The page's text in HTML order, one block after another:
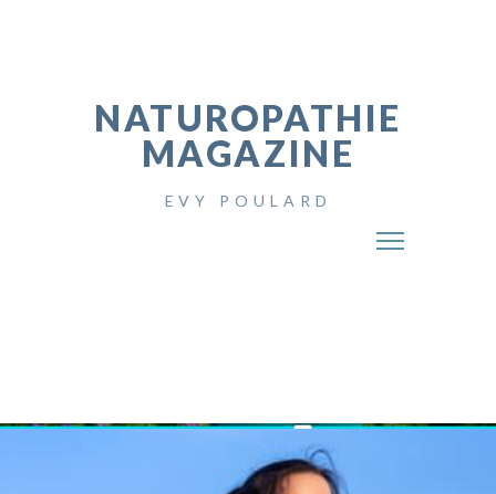
NATUROPATHIE
MAGAZINE
EVY POULARD